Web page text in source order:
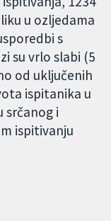
u ozljedama
s
su vrlo slabi (5
od uključenih
ispitanika u
srčanog i
ispitivanju